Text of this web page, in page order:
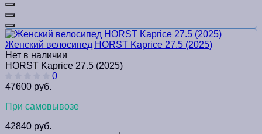
Женский велосипед HORST Kaprice 27.5 (2025)
Нет в наличии
HORST Kaprice 27.5 (2025)
0
47600 руб.
При самовывозе
42840 руб.